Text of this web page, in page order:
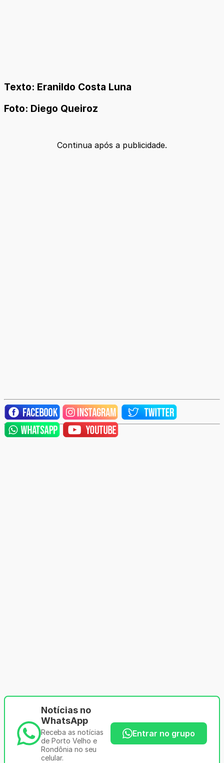
Texto: Eranildo Costa Luna
Foto: Diego Queiroz
Continua após a publicidade.
Notícias no
WhatsApp
Receba as notícias
de Porto Velho e
Rondônia no seu
celular.
Entrar no grupo